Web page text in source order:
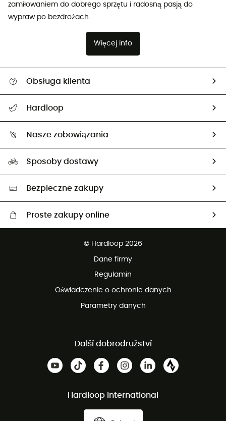
zamiłowaniem do dobrego sprzętu i radosną pasją do
wypraw po bezdrożach.
Więcej info
Obsługa klienta
Śledzenie przesyłki
Zwrot artykułów i zwrot środków
Hardloop
Nasze zobowiązania
Neutralność węglowa
Wybrane produkty eko
Sposoby dostawy
Bezpieczne zakupy
Proste zakupy online
© Hardloop 2026
Dane firmy
Regulamin
Oświadczenie o ochronie danych
Parametry danych
Další dobrodružství
Hardloop International